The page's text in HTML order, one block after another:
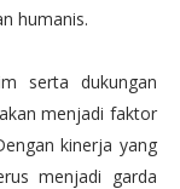
humanis.
serta dukungan
menjadi faktor
kinerja yang
menjadi garda